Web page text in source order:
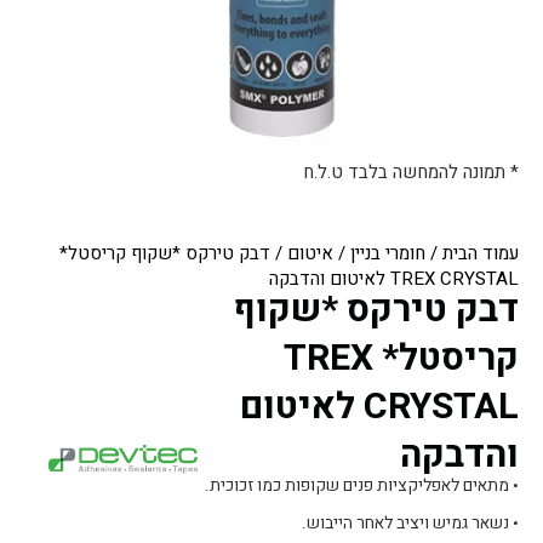
עמוד הבית/ חומרי בניין/ איטום / דבק טירקס *שקוף קריסטל*
TREX CRYSTAL לאיטום והדבקה
דבק טירקס *שקוף
קריסטל* TREX
CRYSTAL לאיטום
והדבקה
• מתאים לאפליקציות פנים שקופות כמו זכוכית.
• נשאר גמיש ויציב לאחר הייבוש.
* תמונה להמחשה בלבד ט.ל.ח